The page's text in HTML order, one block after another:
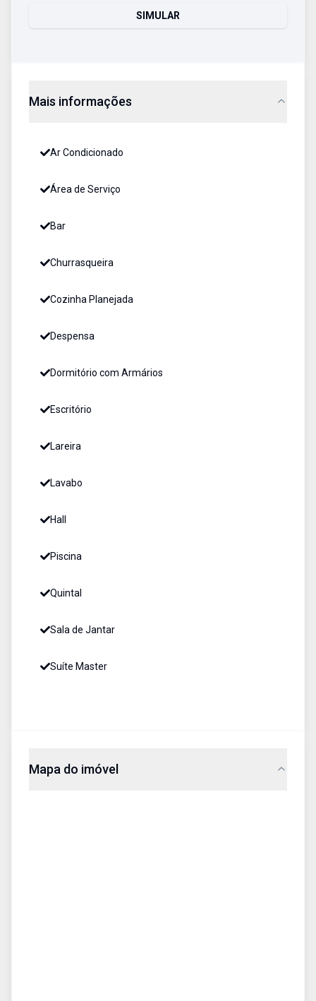
SIMULAR
Mais informações
Ar Condicionado
Área de Serviço
Bar
Churrasqueira
Cozinha Planejada
Despensa
Dormitório com Armários
Escritório
Lareira
Lavabo
Hall
Piscina
Quintal
Sala de Jantar
Suíte Master
Mapa do imóvel